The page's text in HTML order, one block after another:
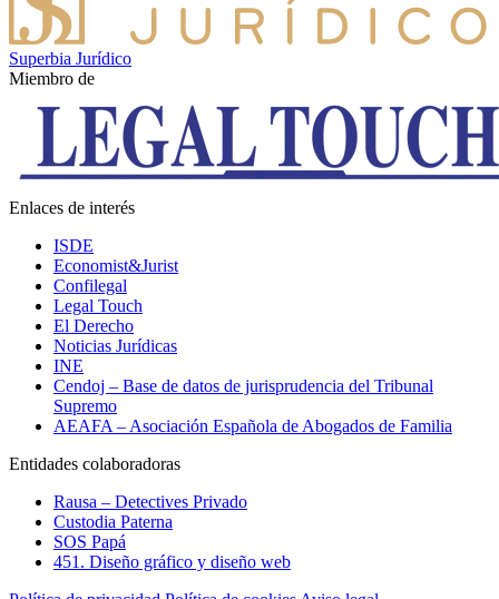
Superbia Jurídico
Miembro de
Enlaces de interés
ISDE
Economist&Jurist
Confilegal
Legal Touch
El Derecho
Noticias Jurídicas
INE
Cendoj – Base de datos de jurisprudencia del Tribunal
Supremo
AEAFA – Asociación Española de Abogados de Familia
Entidades colaboradoras
Rausa – Detectives Privado
Custodia Paterna
SOS Papá
451. Diseño gráfico y diseño web